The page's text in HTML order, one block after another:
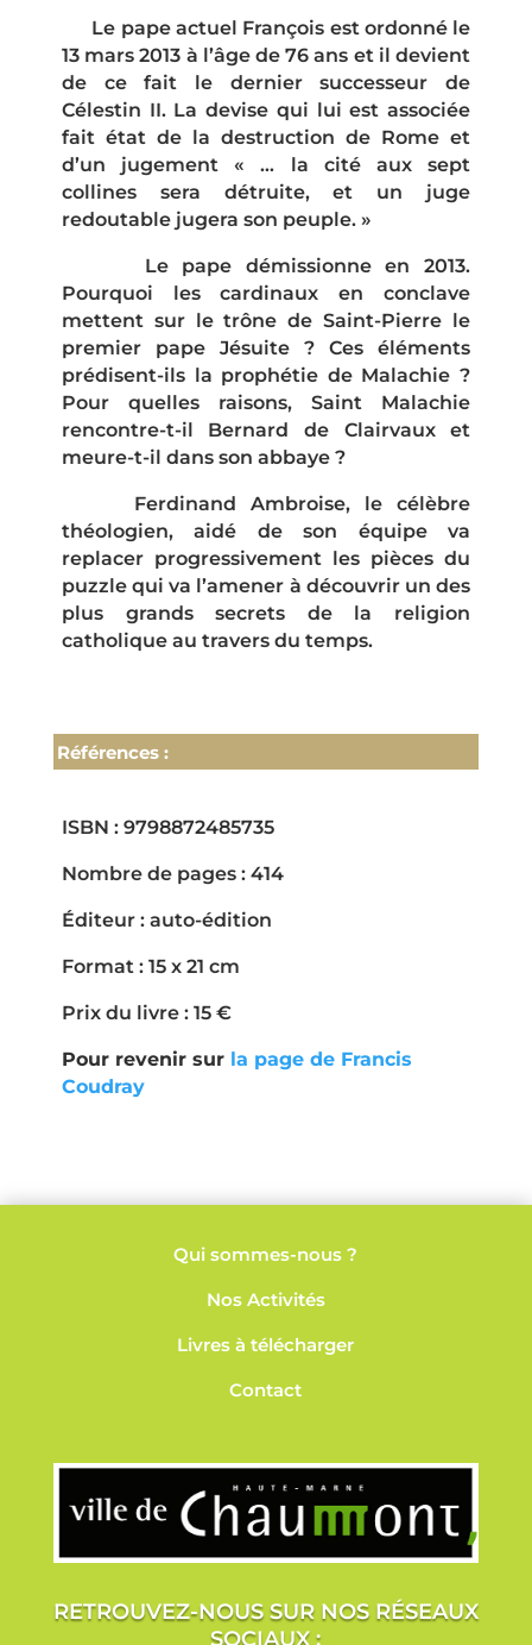
Le pape actuel François est ordonné le
13 mars 2013 à l’âge de 76 ans et il devient
de ce fait le dernier successeur de
Célestin II. La devise qui lui est associée
fait état de la destruction de Rome et
d’un jugement « … la cité aux sept
collines sera détruite, et un juge
redoutable jugera son peuple. »
Le pape démissionne en 2013.
Pourquoi les cardinaux en conclave
mettent sur le trône de Saint-Pierre le
premier pape Jésuite ? Ces éléments
prédisent-ils la prophétie de Malachie ?
Pour quelles raisons, Saint Malachie
rencontre-t-il Bernard de Clairvaux et
meure-t-il dans son abbaye ?
Ferdinand Ambroise, le célèbre
théologien, aidé de son équipe va
replacer progressivement les pièces du
puzzle qui va l’amener à découvrir un des
plus grands secrets de la religion
catholique au travers du temps.
Références :
ISBN : 9798872485735
Nombre de pages : 414
Éditeur : auto-édition
Format : 15 x 21 cm
Prix du livre : 15 €
Pour revenir sur la page de Francis
Coudray
Qui sommes-nous ?
Nos Activités
Livres à télécharger
Contact
RETROUVEZ-NOUS SUR NOS RÉSEAUX
SOCIAUX :